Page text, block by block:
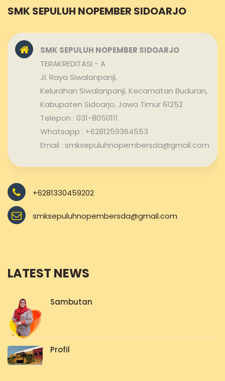
SMK SEPULUH NOPEMBER SIDOARJO
SMK SEPULUH NOPEMBER SIDOARJO
TERAKREDITASI - A
Jl. Raya Siwalanpanji,
Kelurahan Siwalanpanji, Kecamatan Buduran,
Kabupaten Sidoarjo, Jawa Timur 61252
Telepon : 031-8050111
Whatsapp : +6281259364553
Email : smksepuluhnopembersda@gmail.com
+6281330459202
smksepuluhnopembersda@gmail.com
LATEST NEWS
Sambutan
Profil